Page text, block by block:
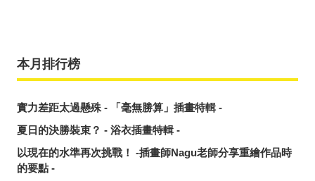
本月排行榜
實力差距太過懸殊 - 「毫無勝算」插畫特輯 -
夏日的決勝裝束？ - 浴衣插畫特輯 -
以現在的水準再次挑戰！ -插畫師Nagu老師分享重繪作品時
的要點 -